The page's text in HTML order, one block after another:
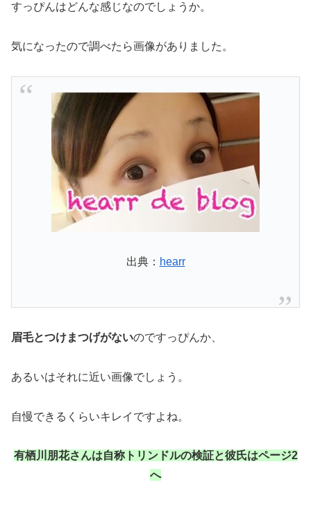
すっぴんはどんな感じなのでしょうか。
気になったので調べたら画像がありました。
出典： hearr
眉毛とつけまつげがないのですっぴんか、
あるいはそれに近い画像でしょう。
自慢できるくらいキレイですよね。
有栖川朋花さんは自称トリンドルの検証と彼氏はページ2
へ